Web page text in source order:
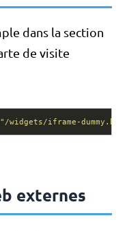
dans la section
de visite
"/widgets/iframe-
externes